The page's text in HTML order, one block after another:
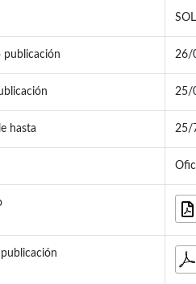
publicación 26/
25/
hasta 25/